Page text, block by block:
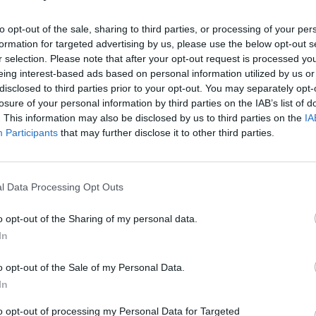
opt-out of the sale, sharing to third parties, or processing of your
for targeted advertising by us, please use the below opt-out
selection. Please note that after your opt-out request is processed
interest-based ads based on personal information utilized by us
to third parties prior to your opt-out. You may separately
of your personal information by third parties on the IAB’s list of
This information may also be disclosed by us to third parties on the
Participants that may further disclose it to other third parties.
Data Processing Opt Outs
opt-out of the Sharing of my personal data.
opt-out of the Sale of my Personal Data.
opt-out of processing my Personal Data for Targeted
courses tout en profitant d’aliments plus frais. Pas
bien exposé suffisent. Le choix des légumes est
à pousser, ce qui peut décourager.
pousse facilement, se récolte tôt et se cuisine de
en matériel : il suffit d’utiliser des gousses